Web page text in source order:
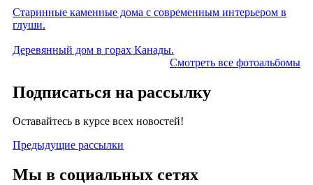
Старинные каменные дома с современным интерьером в
глуши.
Деревянный дом в горах Канады.
Смотреть все фотоальбомы
Подписаться на рассылку
Оставайтесь в курсе всех новостей!
Предыдущие рассылки
Мы в социальных сетях